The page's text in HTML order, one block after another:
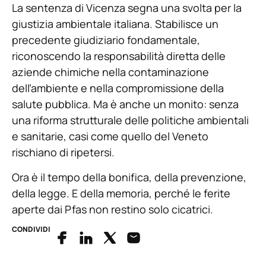
La sentenza di Vicenza segna una svolta per la
giustizia ambientale italiana. Stabilisce un
precedente giudiziario fondamentale,
riconoscendo la responsabilità diretta delle
aziende chimiche nella contaminazione
dell’ambiente e nella compromissione della
salute pubblica. Ma è anche un monito: senza
una riforma strutturale delle politiche ambientali
e sanitarie, casi come quello del Veneto
rischiano di ripetersi.
Ora è il tempo della bonifica, della prevenzione,
della legge. E della memoria, perché le ferite
aperte dai Pfas non restino solo cicatrici.
CONDIVIDI